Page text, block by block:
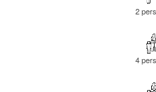
2
4